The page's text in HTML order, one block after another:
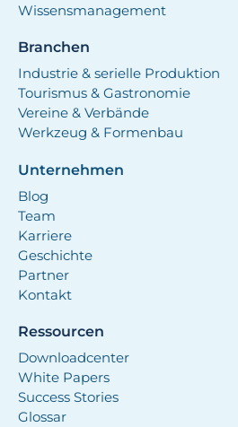
Wissensmanagement
Branchen
Industrie & serielle Produktion
Tourismus & Gastronomie
Vereine & Verbände
Werkzeug & Formenbau
Unternehmen
Blog
Team
Karriere
Geschichte
Partner
Kontakt
Ressourcen
Downloadcenter
White Papers
Success Stories
Glossar